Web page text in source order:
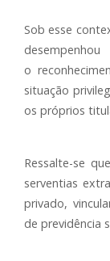
Sob esse
o
situação
os próprios
Ressalte-se
serventias
privado,
de previdência